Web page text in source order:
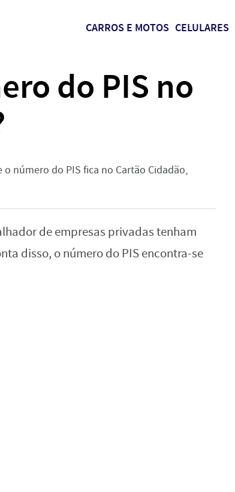
CARROS E MOTOS CELULARES
do PIS no
número do PIS fica no Cartão Cidadão,
de empresas privadas tenham
disso, o número do PIS encontra-se